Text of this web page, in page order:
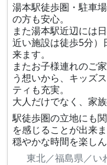
湯本駅徒歩圏・駐車
の方も安心。
また湯本駅近辺には
近い施設は徒歩5分）
来ます。
またお子様連れのご
う想いから、キッズ
ティも充実。
大人だけでなく、家
駅徒歩圏の立地にも
を感じることが出来
穏やかな時間を楽しん
東北／福島県／い